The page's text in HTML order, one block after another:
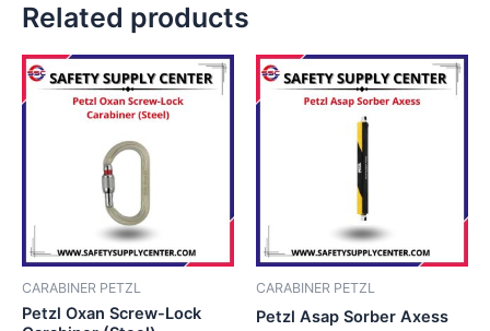
Related products
CARABINER PETZL
Petzl Oxan Screw-Lock
CARABINER PETZL
Petzl Asap Sorber Axess